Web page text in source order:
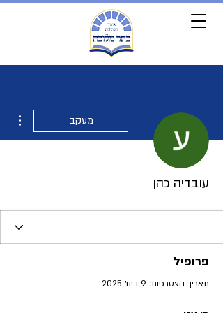
מעקב
עובדיה כהן
פרופיל
תאריך הצטרפות: 9 בינו׳ 2025